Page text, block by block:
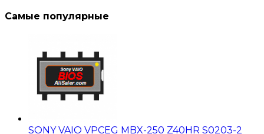
Самые популярные
SONY VAIO VPCEG MBX-250 Z40HR S0203-2